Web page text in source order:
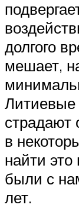
долгого
мешает,
Литиевые
страдают
в
найти это
были с
лет.